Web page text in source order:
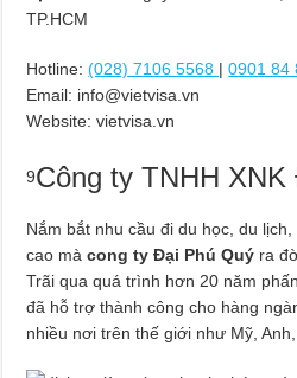
TP.HCM
Hotline: (028) 7106 5568 |0901 84
Email: info@vietvisa.vn
Website: vietvisa.vn
9Công ty TNHH
Nắm bắt nhu cầu đi du học, du
cao màcong ty Đại Phú Quý ra
Trãi qua quá trình hơn 20 năm
đã hỗ trợ thành công cho hàng
nhiều nơi trên thế giới như Mỹ,